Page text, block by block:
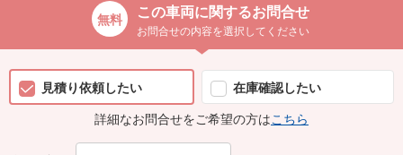
この車両に関するお問合せ
お問合せの内容を選択してください
見積り依頼したい
在庫確認したい
詳細なお問合せをご希望の方はこちら